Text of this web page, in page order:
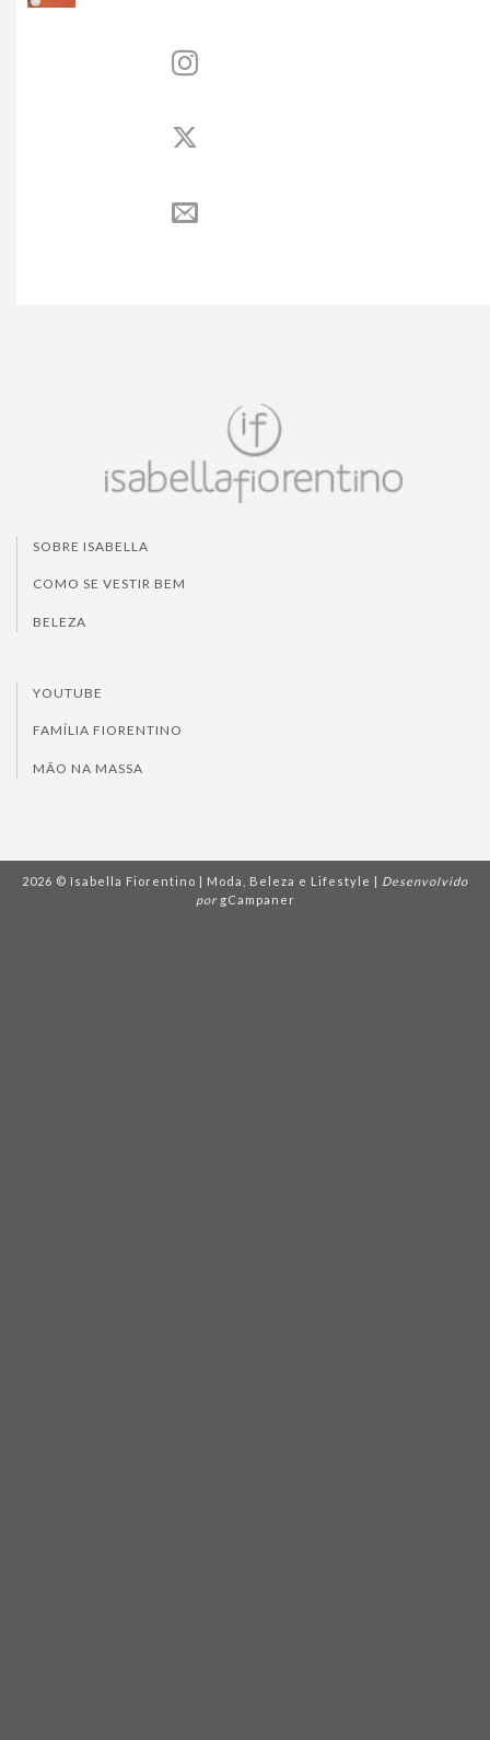
SOBRE ISABELLA
COMO SE VESTIR BEM
BELEZA
YOUTUBE
FAMÍLIA FIORENTINO
MÃO NA MASSA
2026 © Isabella Fiorentino | Moda, Beleza e Lifestyle | Desenvolvido
por gCampaner